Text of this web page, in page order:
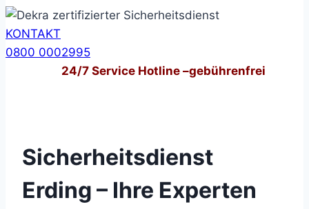
KONTAKT
0800 0002995
24/7Service Hotline –gebührenfrei
Sicherheitsdienst
Erding – Ihre Experten